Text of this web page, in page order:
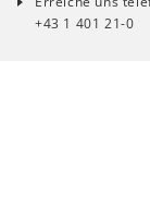
+43 1 401 21-0